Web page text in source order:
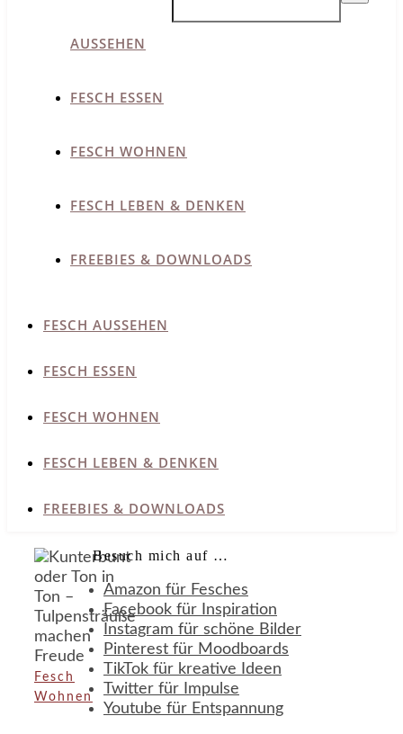
AUSSEHEN
FESCH ESSEN
FESCH WOHNEN
FESCH LEBEN & DENKEN
FREEBIES & DOWNLOADS
FESCH AUSSEHEN
FESCH ESSEN
FESCH WOHNEN
FESCH LEBEN & DENKEN
FREEBIES & DOWNLOADS
Fesch
Wohnen
Besuch mich auf …
Amazon für Fesches
Facebook für Inspiration
Instagram für schöne Bilder
Pinterest für Moodboards
TikTok für kreative Ideen
Twitter für Impulse
Youtube für Entspannung